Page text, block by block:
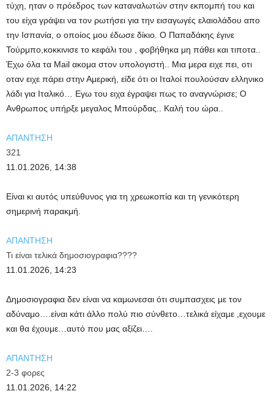
τύχη, ηταν ο πρόεδρος των καταναλωτών στην εκπομπή του και
του είχα γράψει να τον ρωτήσει για την εισαγωγές ελαιολάδου απο
την Ισπανία, ο οποίος μου έδωσε δίκιο. Ο Παπαδάκης έγινε
Τούρμπο,κοκκινισε το κεφάλι του , φοβήθηκα μη πάθει και τιποτα..
Έχω όλα τα Mail ακομα στον υπολογιστή.. Μια μερα ειχε πει, οτι
οταν ειχε πάρει στην Αμερική, είδε ότι οι Ιταλοί πουλούσαν ελληνικο
λάδι για Ιταλικό… Εγω του ειχα έγραψει πως το αναγνώρισε; Ο
Ανθρωπος υπήρξε μεγαλος Μπούρδας.. Καλή του ώρα..
ΑΠΑΝΤΗΣΗ
321
11.01.2026, 14:38
Είναι κι αυτός υπεύθυνος για τη χρεωκοπία και τη γενικότερη
σημερινή παρακμή.
ΑΠΑΝΤΗΣΗ
Τι είναι τελικά δημοσιογραφια????
11.01.2026, 14:23
Δημοσιογραφια δεν είναι να καμωνεσαι ότι συμπασχεις με τον
αδύναμο….είναι κάτι άλλο πολύ πιο σύνθετο…τελικά είχαμε ,εχουμε
και θα έχουμε…αυτό που μας αξίζει….
ΑΠΑΝΤΗΣΗ
2-3 φορες
11.01.2026, 14:22